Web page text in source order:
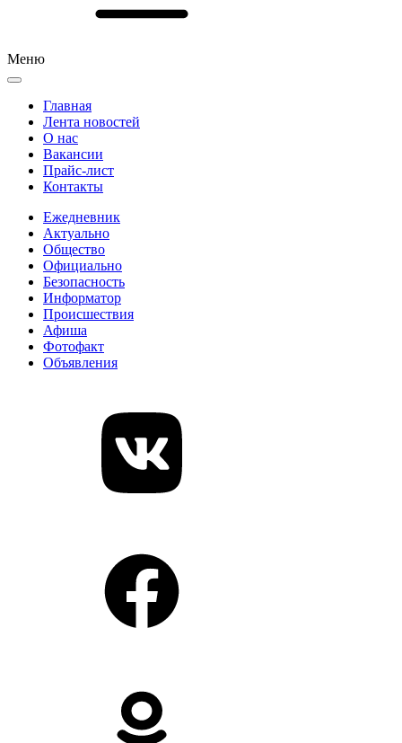
Меню
Главная
Лента новостей
О нас
Вакансии
Прайс-лист
Контакты
Ежедневник
Актуально
Общество
Официально
Безопасность
Информатор
Происшествия
Афиша
Фотофакт
Объявления